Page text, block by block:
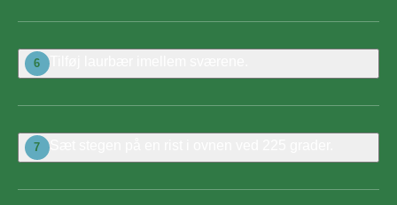
6 Tilføj laurbær imellem sværene.
7 Sæt stegen på en rist i ovnen ved 225 grader.